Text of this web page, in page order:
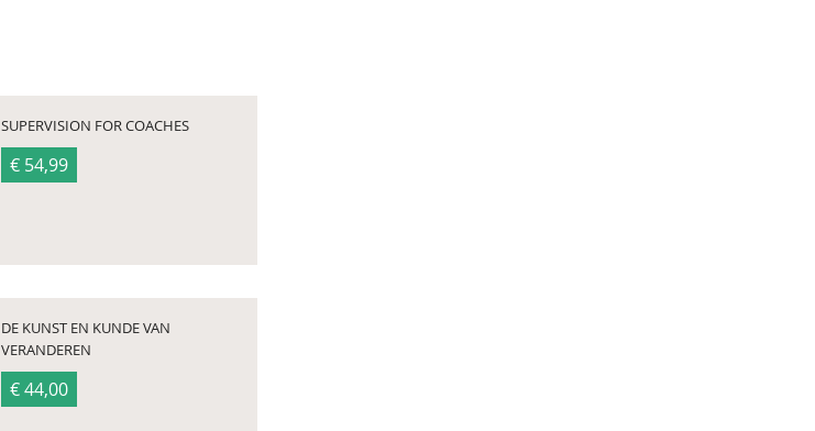
SUPERVISION FOR COACHES
€ 54,99
DE KUNST EN KUNDE VAN
VERANDEREN
€ 44,00